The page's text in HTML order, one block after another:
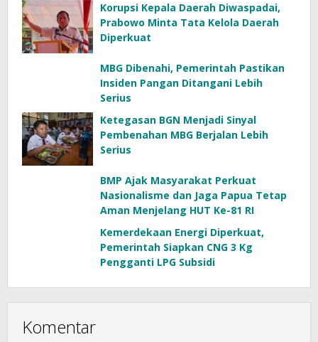
Korupsi Kepala Daerah Diwaspadai,
Prabowo Minta Tata Kelola Daerah
Diperkuat
MBG Dibenahi, Pemerintah Pastikan
Insiden Pangan Ditangani Lebih
Serius
Ketegasan BGN Menjadi Sinyal
Pembenahan MBG Berjalan Lebih
Serius
BMP Ajak Masyarakat Perkuat
Nasionalisme dan Jaga Papua Tetap
Aman Menjelang HUT Ke-81 RI
Kemerdekaan Energi Diperkuat,
Pemerintah Siapkan CNG 3 Kg
Pengganti LPG Subsidi
Komentar